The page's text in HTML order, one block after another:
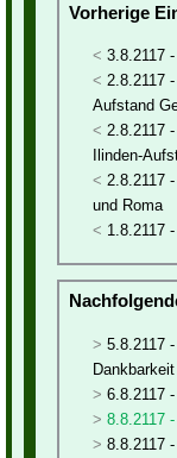
Vorherige
3.8.2117
2.8.2117
Aufstand
2.8.2117
Ilinden-
2.8.2117
und Roma
1.8.2117
5.8.2117
Dankbarkeit
6.8.2117
8.8.2117
8.8.2117